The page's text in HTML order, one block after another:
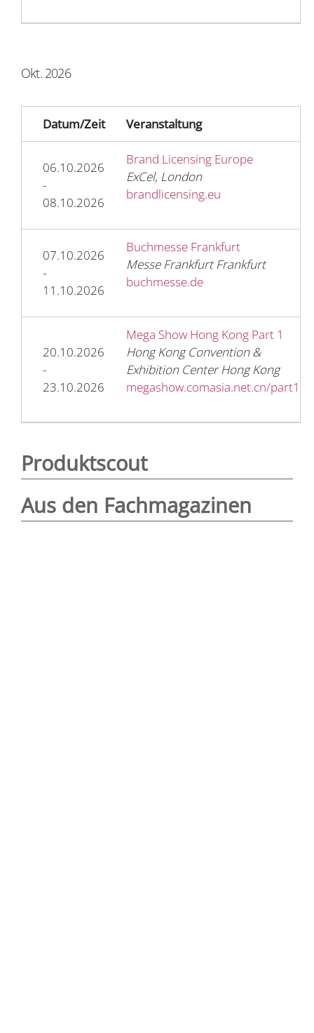
Okt. 2026
Datum/Zeit Veranstaltung
06.10.2026
-
08.10.2026
Brand Licensing Europe
ExCel, London
brandlicensing.eu
07.10.2026
-
11.10.2026
Buchmesse Frankfurt
Messe Frankfurt Frankfurt
buchmesse.de
20.10.2026
-
23.10.2026
Mega Show Hong Kong Part 1
Hong Kong Convention &
Exhibition Center Hong Kong
megashow.comasia.net.cn/part1
Produktscout
Aus den Fachmagazinen